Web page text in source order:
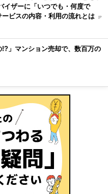
イザーに「いつでも・何度で
ービスの内容・利用の流れとは [P
!?」マンション売却で、数百万の